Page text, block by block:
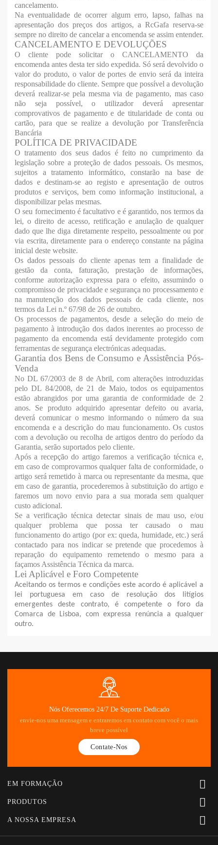
cancelamento.
Na eventualidade de ocorrer algum erro, lapso, falhas na
apresentação dos preços dos artigos, a RcGafa reserva-se
sempre no direito de cancelar a encomenda se assim entender.
CANCELAMENTO E DEVOLUÇÕES
O cliente pode solicitar o CANCELAMENTO da
encomenda antes desta ter sido expedida. Só será devolvido o
valor do produto, o valor de portes de envio será da inteira
responsabilidade do cliente. Sempre que possível a devolução
deverá realizar-se pela mesma via de pagamento, mas caso
não seja possível, o utilizador deverá apresentar
comprovativos de pagamento e de titularidade de conta ou
cartão, para que se realize a devolução por Transferência
Bancária
POLÍTICA DE PRIVACIDADE
O tratamento dos seus dados é feito no cumprimento da
legislação sobre a proteção de dados pessoais. Os mesmos,
sujeitos a tratamento informático, constarão na base de
dados e destinam-se ao registo e apresentação de outros
produtos e serviços, bem como informação institucional, a
disponibilizar pelas mesmas.
O seu fornecimento é facultativo e é garantido, nos termos da
lei, o direito de acesso, retificação e anulação de qualquer
dado que lhe diga diretamente respeito, pessoalmente ou por
via escrita, diretamente para o endereço constante na página
inicial deste website.
Os dados pessoais do cliente apenas tem a finalidade de
gestão da conta, faturação, prestação de informações,
conforme autorização expressa para o efeito, assumindo o
compromisso de privacidade e segurança no processamento e
na manutenção dos dados pessoais de cada cliente, nos
termos da Lei n.º 67/98 de 26 de outubro.
Os processos de pagamentos, desde a seleção do meio de
pagamento à introdução dos dados inerentes ao processo de
pagamento da encomenda está devidamente protegido com
ferramentas de segurança electrónicas adequadas.
Garantia dos Bens de Consumo e Assistência Pós-
Venda
No DL 67/2003 de 8 de Abril, com alterações introduzidas
pelo DL 84/2008, de 21 de Maio, todos os equipamentos
estão abrangidos por uma garantia de conformidade de 2
anos. Se produto adquirido apresentar defeito ou avaria,
deverá comunicar o mesmo informando o número da sua
encomenda e a descrição do mau funcionamento. Os custos
com a devolução ou recolha de artigos dentro do período da
Garantia, serão suportados pelo cliente.
Após a recepção do artigo faremos a verificação técnica e,
em caso de comprovarmos qualquer falta de conformidade, o
artigo será remetido à marca ou representante da mesma, que
em caso de garantia, procederemos à substituição do artigo e
faremos um novo envio para a sua morada sem qualquer
custo adicional.
Se a verificação técnica detectar sinais de mau uso, e/ou
qualquer problema que possa ter causado o mau
funcionamento do artigo (por ex: queda, humidade, etc.) será
contactado para nos indicar se pretende que procedemos à
reparação do equipamento remetendo o mesmo para a
façamos Assistência Técnica da marca.
Lei Aplicável e Foro Competente
Aceitando os termos e condições este acordo é aplicável a
lei portuguesa em caso de resolução dos litígios
emergentes deste contrato, é competente o foro da
Comarca de Lisboa, com expressa renúncia a qualquer
outro.
Nós Oferecemos 24/7 De Suporte Dedicado
envie-nos uma mensagem e entraremos em contato com você o mais
breve possível
Contate-Nos
EM FORMAÇÃO 
PRODUTOS 
A NOSSA EMPRESA 